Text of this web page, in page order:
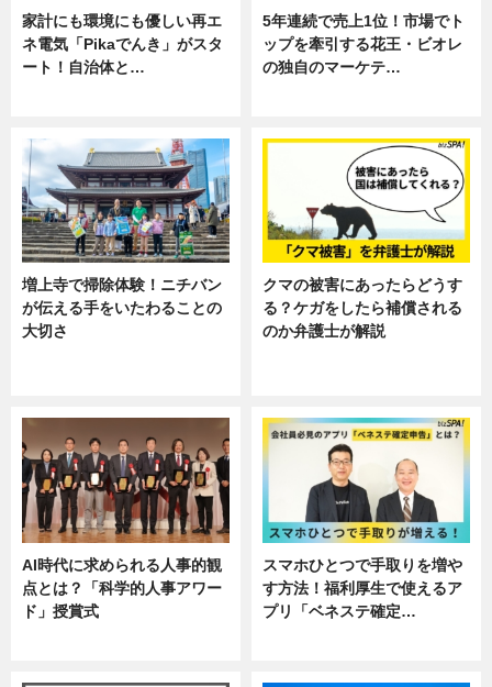
家計にも環境にも優しい再エ
ネ電気「Pikaでんき」がスタ
ート！自治体と…
5年連続で売上1位！市場でト
ップを牽引する花王・ビオレ
の独自のマーケテ…
増上寺で掃除体験！ニチバン
が伝える手をいたわることの
大切さ
クマの被害にあったらどうす
る？ケガをしたら補償される
のか弁護士が解説
AI時代に求められる人事的観
点とは？「科学的人事アワー
ド」授賞式
スマホひとつで手取りを増や
す方法！福利厚生で使えるア
プリ「ベネステ確定…